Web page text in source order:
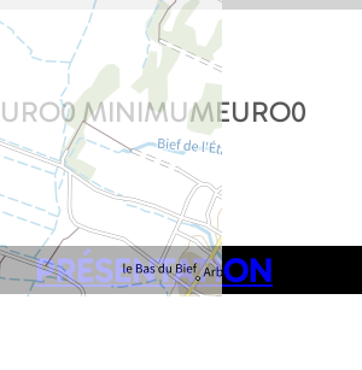
0MINIMUMEURO0
PRÉSENTATION